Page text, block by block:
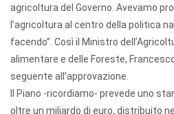
agricoltura del Governo. Avevamo
l’agricoltura al centro della politica
facendo”. Così il Ministro
alimentare e delle Foreste,
seguente all’approvazione.
Il Piano -ricordiamo- prevede uno
oltre un miliardo di euro, distribuito